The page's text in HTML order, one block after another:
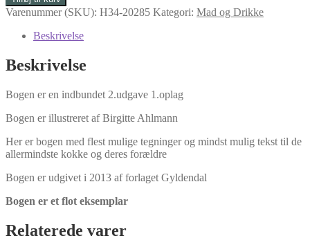
mad
af
Mette
Nonbo
Varenummer (SKU): H34-20285 Kategori: Mad og Drikke
Beskrivelse
Beskrivelse
Bogen er en indbundet 2.udgave 1.oplag
Bogen er illustreret af Birgitte Ahlmann
Her er bogen med flest mulige tegninger og mindst mulig tekst til de
allermindste kokke og deres forældre
Bogen er udgivet i 2013 af forlaget Gyldendal
Bogen er et flot eksemplar
Relaterede varer